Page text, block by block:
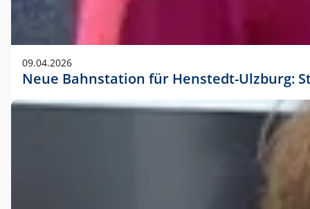
09.04.2026
Neue Bahnstation für Henstedt-Ulzburg: